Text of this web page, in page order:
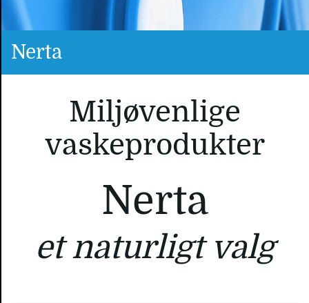
Nerta
Miljøvenlige
vaskeprodukter
Nerta
et naturligt valg